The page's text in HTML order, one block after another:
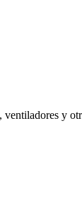
ventiladores y